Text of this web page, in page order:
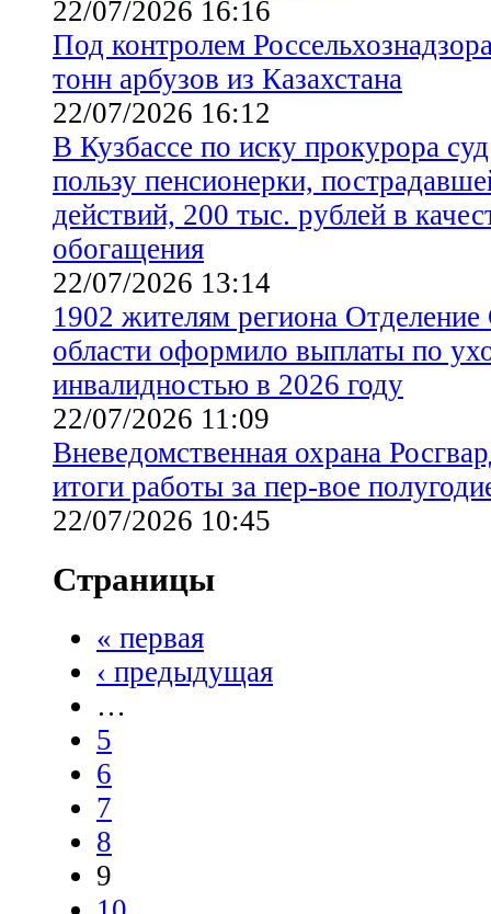
22/07/2026 16:16
Под контролем
тонн арбузов из Казахстана
22/07/2026 16:12
В Кузбассе по иску прокурора
пользу пенсионерки,
действий, 200 тыс. рублей в
обогащения
22/07/2026 13:14
1902 жителям региона
области оформило выплаты по
инвалидностью в 2026 году
22/07/2026 11:09
Вневедомственная охрана
итоги работы за пер-вое
22/07/2026 10:45
Страницы
« первая
‹ предыдущая
…
5
6
7
8
9